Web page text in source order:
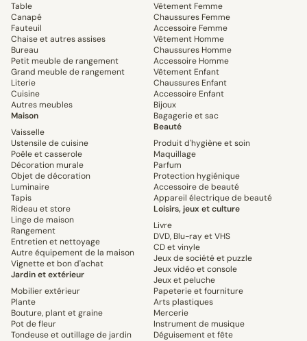
Table
Canapé
Fauteuil
Chaise et autres assises
Bureau
Petit meuble de rangement
Grand meuble de rangement
Literie
Cuisine
Autres meubles
Maison
Vaisselle
Ustensile de cuisine
Poêle et casserole
Décoration murale
Objet de décoration
Luminaire
Tapis
Rideau et store
Linge de maison
Rangement
Entretien et nettoyage
Autre équipement de la maison
Vignette et bon d'achat
Jardin et extérieur
Mobilier extérieur
Plante
Bouture, plant et graine
Pot de fleur
Tondeuse et outillage de jardin
Vêtement Femme
Chaussures Femme
Accessoire Femme
Vêtement Homme
Chaussures Homme
Accessoire Homme
Vêtement Enfant
Chaussures Enfant
Accessoire Enfant
Bijoux
Bagagerie et sac
Beauté
Produit d'hygiène et soin
Maquillage
Parfum
Protection hygiénique
Accessoire de beauté
Appareil électrique de beauté
Loisirs, jeux et culture
Livre
DVD, Blu-ray et VHS
CD et vinyle
Jeux de société et puzzle
Jeux vidéo et console
Jeux et peluche
Papeterie et fourniture
Arts plastiques
Mercerie
Instrument de musique
Déguisement et fête